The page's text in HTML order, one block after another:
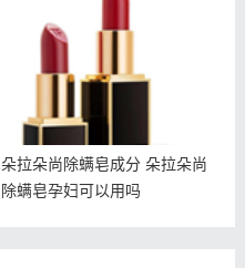
朵拉朵尚除螨皂成分 朵拉朵尚
除螨皂孕妇可以用吗